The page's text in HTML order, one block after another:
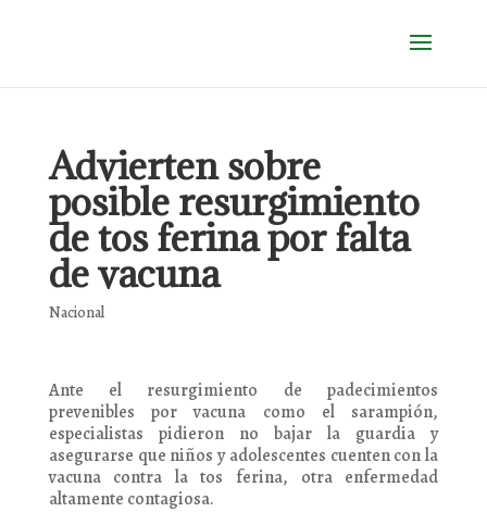
Advierten sobre
posible resurgimiento
de tos ferina por falta
de vacuna
Nacional
Ante el resurgimiento de padecimientos
prevenibles por vacuna como el sarampión,
especialistas pidieron no bajar la guardia y
asegurarse que niños y adolescentes cuenten con la
vacuna contra la tos ferina, otra enfermedad
altamente contagiosa.